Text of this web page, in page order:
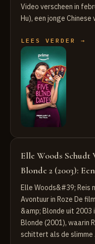
Video verscheen in
Hu), een jonge
LEES VERDER →
Elle Woods
Blonde 2 (2003):
Elle Woods&#39; Reis
Avontuur in Roze De
&amp; Blonde uit
Blonde (2001), waarin
schittert als de slimme